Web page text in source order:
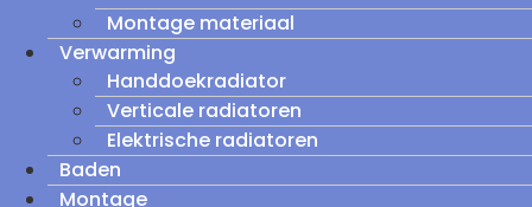
Montage materiaal
Verwarming
Handdoekradiator
Verticale radiatoren
Elektrische radiatoren
Baden
Montage